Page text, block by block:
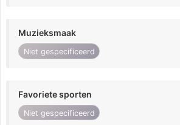
Muzieksmaak
Niet gespecificeerd
Favoriete sporten
Niet gespecificeerd